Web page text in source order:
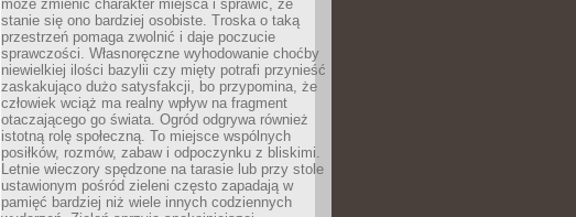
może zmienić charakter miejsca i sprawić, że
stanie się ono bardziej osobiste. Troska o taką
przestrzeń pomaga zwolnić i daje poczucie
sprawczości. Własnoręczne wyhodowanie choćby
niewielkiej ilości bazylii czy mięty potrafi przynieść
zaskakująco dużo satysfakcji, bo przypomina, że
człowiek wciąż ma realny wpływ na fragment
otaczającego go świata. Ogród odgrywa również
istotną rolę społeczną. To miejsce wspólnych
posiłków, rozmów, zabaw i odpoczynku z bliskimi.
Letnie wieczory spędzone na tarasie lub przy stole
ustawionym pośród zieleni często zapadają w
pamięć bardziej niż wiele innych codziennych